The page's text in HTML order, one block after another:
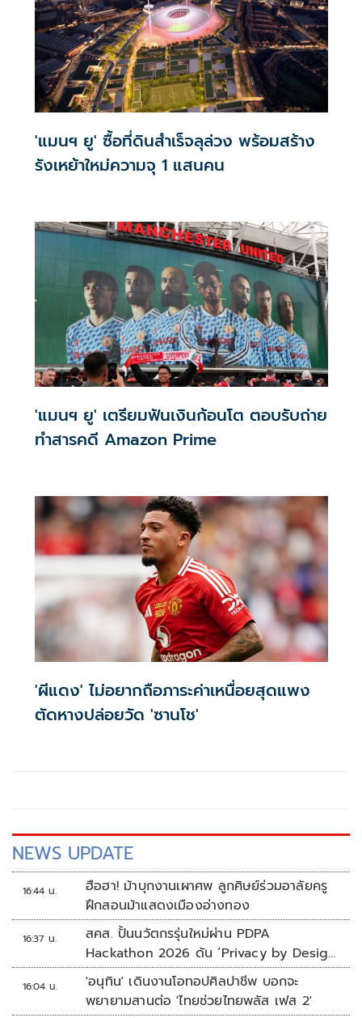
'แมนฯ ยู' ซื้อที่ดินสำเร็จลุล่วง พร้อมสร้าง
รังเหย้าใหม่ความจุ 1 แสนคน
'แมนฯ ยู' เตรียมฟันเงินก้อนโต ตอบรับถ่าย
ทำสารคดี Amazon Prime
'ผีแดง' ไม่อยากถือภาระค่าเหนื่อยสุดแพง
ตัดหางปล่อยวัด 'ซานโช'
NEWS UPDATE
16:44 น.
ฮือฮา! ม้าบุกงานเผาศพ ลูกศิษย์ร่วมอาลัยครู
ฝึกสอนม้าแสดงเมืองอ่างทอง
16:37 น.
สคส. ปั้นนวัตกรรุ่นใหม่ผ่าน PDPA
Hackathon 2026 ดัน ‘Privacy by Design
for all’ สู่โซลูชันคุ้มครองข้อมูลส่วนบุคคลที่
ใช้ได้จริง
16:04 น.
'อนุทิน' เดินงานโอทอปศิลปาชีพ บอกจะ
พยายามสานต่อ 'ไทยช่วยไทยพลัส เฟส 2'